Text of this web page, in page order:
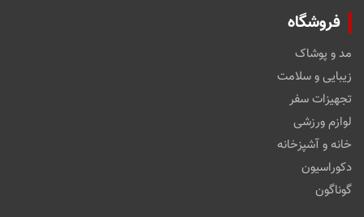
فروشگاه
مد و پوشاک
زیبایی و سلامت
تجهیزات سفر
لوازم ورزشی
خانه و آشپزخانه
دکوراسیون
گوناگون